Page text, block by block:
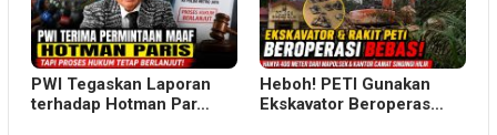
PWI Tegaskan Laporan
terhadap Hotman Par…
Heboh! PETI Gunakan
Ekskavator Beroperas…